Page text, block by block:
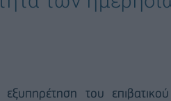
εξυπηρέτηση του